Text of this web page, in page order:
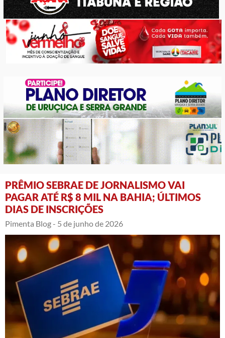
PRÊMIO SEBRAE DE JORNALISMO VAI
PAGAR ATÉ R$ 8 MIL NA BAHIA; ÚLTIMOS
DIAS DE INSCRIÇÕES
Pimenta Blog - 5 de junho de 2026